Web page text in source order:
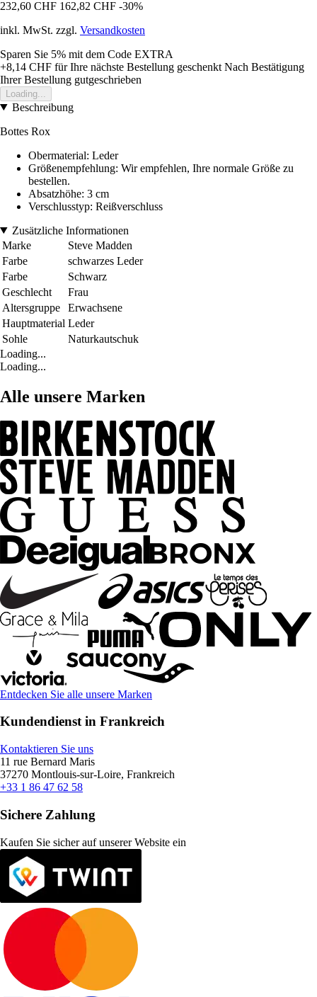
232,60 CHF 162,82 CHF -30%
inkl. MwSt. zzgl. Versandkosten
Sparen Sie 5% mit dem Code EXTRA
+8,14 CHF für Ihre nächste Bestellung geschenkt Nach Bestätigung
Ihrer Bestellung gutgeschrieben
Loading...
Beschreibung
Bottes Rox
Obermaterial: Leder
Größenempfehlung: Wir empfehlen, Ihre normale Größe zu
bestellen.
Absatzhöhe: 3 cm
Verschlusstyp: Reißverschluss
Zusätzliche Informationen
Marke
Steve Madden
Farbe
schwarzes Leder
Farbe
Schwarz
Geschlecht
Frau
Altersgruppe
Erwachsene
Hauptmaterial Leder
Sohle
Naturkautschuk
Loading...
Loading...
Alle unsere Marken
Entdecken Sie alle unsere Marken
Kundendienst in Frankreich
Kontaktieren Sie uns
11 rue Bernard Maris
37270 Montlouis-sur-Loire, Frankreich
+33 1 86 47 62 58
Sichere Zahlung
Kaufen Sie sicher auf unserer Website ein